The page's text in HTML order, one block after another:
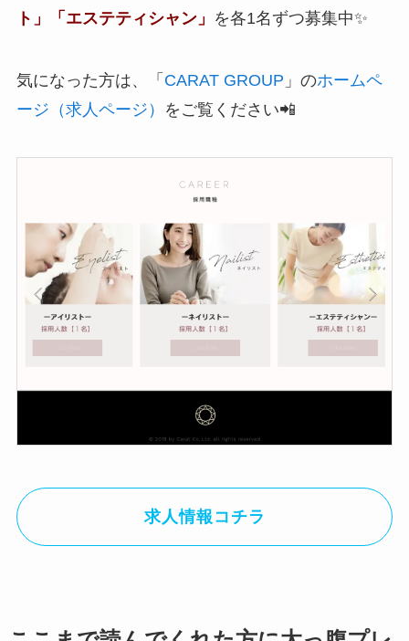
ト」「エステティシャン」 を各1名ずつ募集中✨
気になった方は、「 CARAT GROUP 」のホームペ
ージ（求人ページ）
をご覧ください📲
求人情報コチラ